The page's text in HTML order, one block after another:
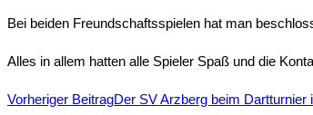
Bei beiden Freundschaftsspielen hat man
Alles in allem hatten alle Spieler Spaß und die
Vorheriger BeitragDer SV Arzberg beim Dartturnier